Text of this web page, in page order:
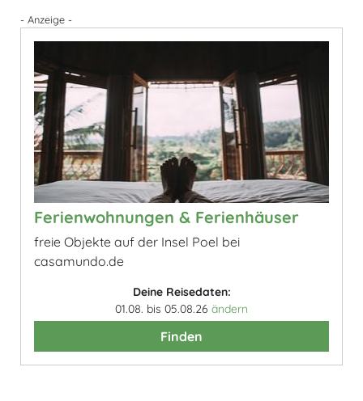
- Anzeige -
Ferienwohnungen & Ferienhäuser
freie Objekte auf der Insel Poel bei
casamundo.de
Deine Reisedaten:
01.08. bis 05.08.26 ändern
Finden